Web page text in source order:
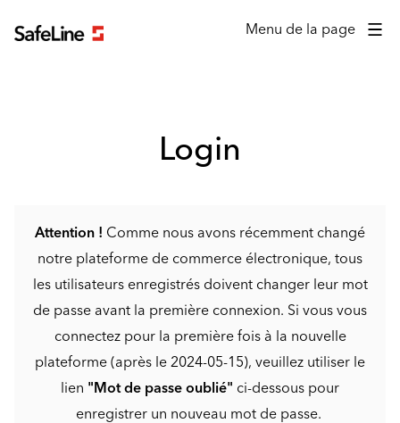
Menu de la page
Login
Attention ! Comme nous avons récemment changé
notre plateforme de commerce électronique, tous
les utilisateurs enregistrés doivent changer leur mot
de passe avant la première connexion. Si vous vous
connectez pour la première fois à la nouvelle
plateforme (après le 2024-05-15), veuillez utiliser le
lien "Mot de passe oublié" ci-dessous pour
enregistrer un nouveau mot de passe.
Formulaire de connexion